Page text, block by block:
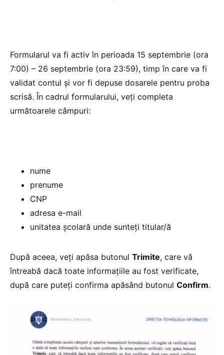
Formularul va fi activ în perioada 15 septembrie (ora
7:00) – 26 septembrie (ora 23:59), timp în care va fi
validat contul și vor fi depuse dosarele pentru proba
scrisă. În cadrul formularului, veți completa
următoarele câmpuri:
nume
prenume
CNP
adresa e-mail
unitatea școlară unde sunteți titular/ă
După aceea, veți apăsa butonul Trimite, care vă
întreabă dacă toate informațiile au fost verificate,
după care puteți confirma apăsând butonul Confirm.